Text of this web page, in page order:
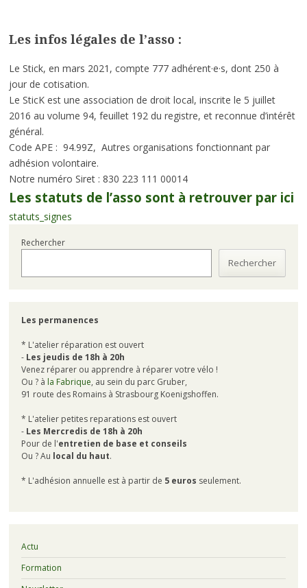
Les infos légales de l’asso :
Le Stick, en mars 2021, compte 777 adhérent·e·s, dont 250 à
jour de cotisation.
Le SticK est une association de droit local, inscrite le 5 juillet
2016 au volume 94, feuillet 192 du registre, et reconnue d’intérêt
général.
Code APE : 94.99Z, Autres organisations fonctionnant par
adhésion volontaire.
Notre numéro Siret : 830 223 111 00014
Les statuts de l’asso sont à retrouver par ici
statuts_signes
Rechercher
Rechercher
Les permanences
* L'atelier réparation est ouvert
- Les jeudis de 18h à 20h
Venez réparer ou apprendre à réparer votre vélo !
Ou ? à la Fabrique, au sein du parc Gruber,
91 route des Romains à Strasbourg Koenigshoffen.
* L'atelier petites reparations est ouvert
- Les Mercredis de 18h à 20h
Pour de l'entretien de base et conseils
Ou ? Au local du haut.
* L'adhésion annuelle est à partir de 5 euros seulement.
Actu
Formation